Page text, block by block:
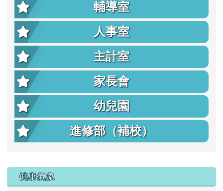
輔導室
人事室
主計室
家長會
幼兒園
進修部（補校）
右邊區域內容
健康氣象